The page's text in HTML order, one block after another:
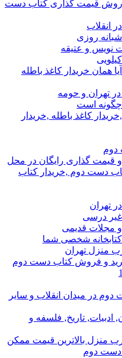
روش قیمت گذاری کتاب دست
انقلاب
روزی
نویس و عتیقه
همان خریدار کاغذ باطله
تهران و حومه
است
کاغذ باطله ,خریدار
دوم
قیمت گذاری رایگان در محل
دست دوم ,خریدار کتاب
تهران
درسی
مجلات قدیمی
شخصی شما
منزل تهران
و فروش کتاب دست دوم
در میدان انقلاب و سایر
ادبیات, تاریخ, فلسفه و
منزل بالاترین قیمت ممکن
دست دوم